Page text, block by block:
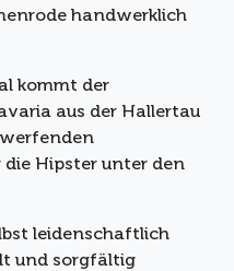
handwerklich
kommt der
aus der Hallertau
Hipster unter den
leidenschaftlich
und sorgfältig